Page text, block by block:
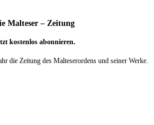
Malteser – Zeitung
kostenlos abonnieren.
die Zeitung des Malteserordens und seiner Werke.